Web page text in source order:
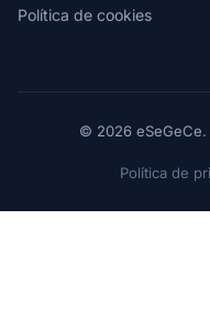
Política de cookies
© 2026
Política de